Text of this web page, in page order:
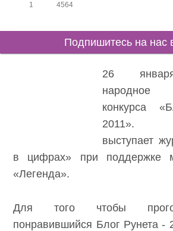
1 4564
Подпишитесь на нас
26
народное
конкурса «
2011».
выступает
в цифрах» при поддержке
«Легенда».
Для того чтобы
понравившийся Блог Рунета -